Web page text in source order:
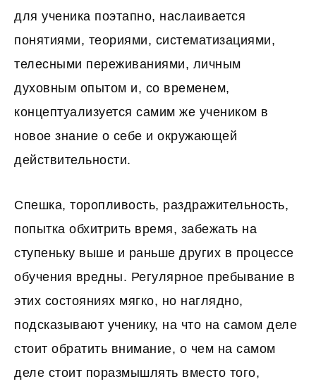
для ученика поэтапно, наслаивается
понятиями, теориями, систематизациями,
телесными переживаниями, личным
духовным опытом и, со временем,
концептуализуется самим же учеником в
новое знание о себе и окружающей
действительности.
Спешка, торопливость, раздражительность,
попытка обхитрить время, забежать на
ступеньку выше и раньше других в процессе
обучения вредны. Регулярное пребывание в
этих состояниях мягко, но наглядно,
подсказывают ученику, на что на самом деле
стоит обратить внимание, о чем на самом
деле стоит поразмышлять вместо того,